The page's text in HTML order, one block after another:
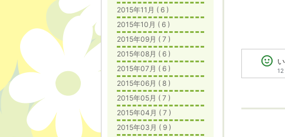
12
2015年11月 ( 6 )
2015年10月 ( 6 )
2015年09月 ( 7 )
2015年08月 ( 6 )
2015年07月 ( 6 )
2015年06月 ( 8 )
2015年05月 ( 7 )
2015年04月 ( 7 )
2015年03月 ( 9 )